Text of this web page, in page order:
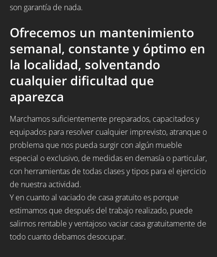
son garantía de nada.
Ofrecemos un mantenimiento
semanal, constante y óptimo en
la localidad, solventando
cualquier dificultad que
aparezca
Marchamos suficientemente preparados, capacitados y
equipados para resolver cualquier imprevisto, atranque o
problema que nos pueda surgir con algún mueble
especial o exclusivo, de medidas en demasía o particular,
con herramientas de todas clases y tipos para el ejercicio
de nuestra actividad.
Y en cuanto al vaciado de casa gratuito es porque
estimamos que después del trabajo realizado, puede
salirnos rentable y ventajoso vaciar casa gratuitamente de
todo cuanto debamos desocupar.